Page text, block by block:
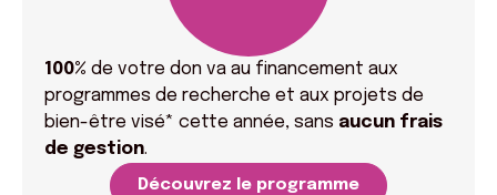
100% de votre don va au financement aux
programmes de recherche et aux projets de
bien-être visé* cette année, sans aucun frais
de gestion.
Découvrez le programme